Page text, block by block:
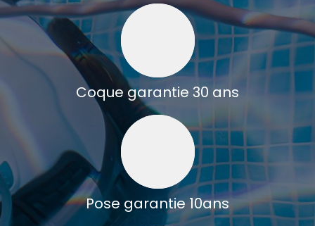
Coque garantie 30 ans
Pose garantie 10ans